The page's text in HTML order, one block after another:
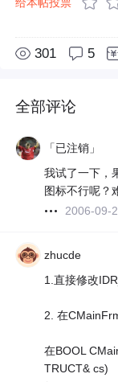
301 5
全部评论
「已注销」
我试了一下，
图标不行呢？
2006-09-
zhucde
1.直接修改
2. 在
在BOOL
TRUCT& cs)